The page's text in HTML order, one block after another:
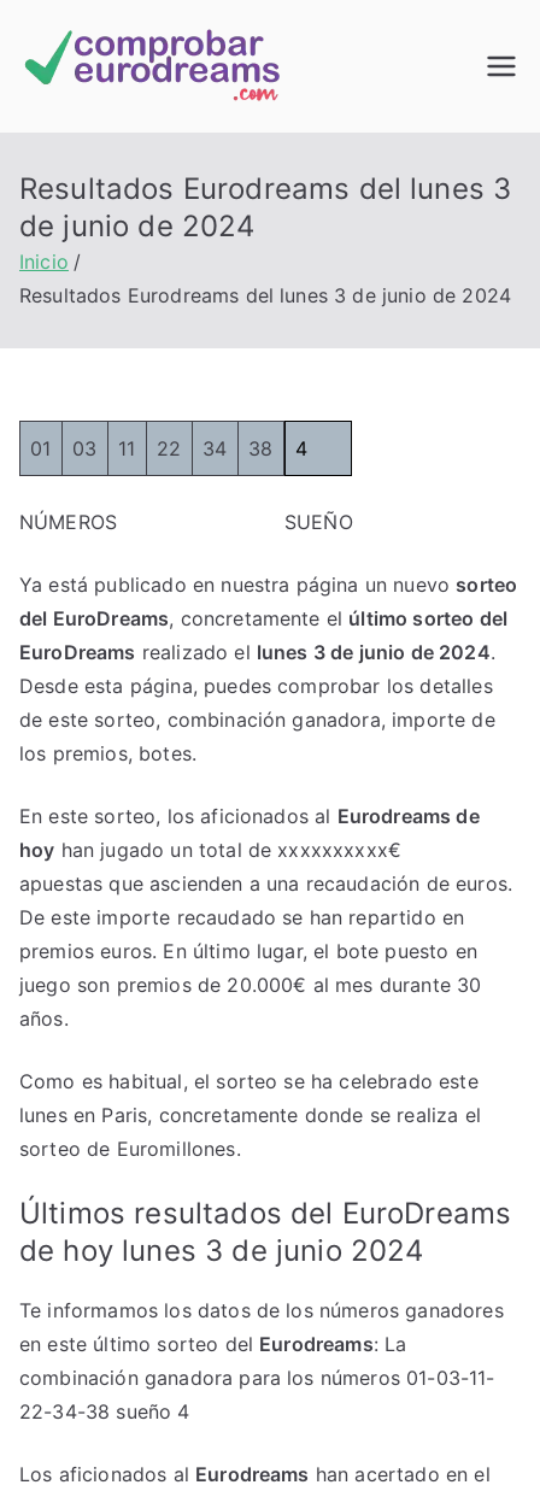
contenido
Comprob
ms
Resultados Eurodreams del lunes 3
de junio de 2024
Inicio
Resultados Eurodreams del lunes 3 de junio de 2024
01 03 11 22 34 38
NÚMEROS
4
SUEÑO
Ya está publicado en nuestra página un nuevo sorteo
del EuroDreams, concretamente el último sorteo del
EuroDreams realizado el lunes 3 de junio de 2024.
Desde esta página, puedes comprobar los detalles
de este sorteo, combinación ganadora, importe de
los premios, botes.
En este sorteo, los aficionados al Eurodreams de
hoy han jugado un total de xxxxxxxxxx€
apuestas que ascienden a una recaudación de euros.
De este importe recaudado se han repartido en
premios euros. En último lugar, el bote puesto en
juego son premios de 20.000€ al mes durante 30
años.
Como es habitual, el sorteo se ha celebrado este
lunes en Paris, concretamente donde se realiza el
sorteo de Euromillones.
Últimos resultados del EuroDreams
de hoy lunes 3 de junio 2024
Te informamos los datos de los números ganadores
en este último sorteo del Eurodreams: La
combinación ganadora para los números 01-03-11-
22-34-38 sueño 4
Los aficionados al Eurodreams han acertado en el